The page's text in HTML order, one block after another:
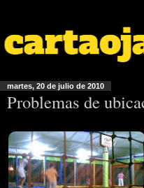
martes, 20 de julio de 2010
Problemas de